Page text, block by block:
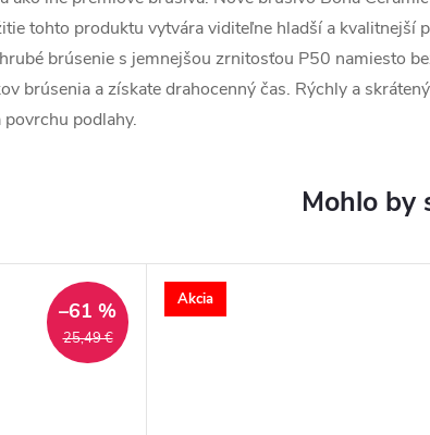
tohto produktu vytvára viditeľne hladší a
brúsenie s jemnejšou zrnitosťou P50 namiesto
brúsenia a získate drahocenný čas. Rýchly a
podlahy.
25,49 €
–61 % Akcia